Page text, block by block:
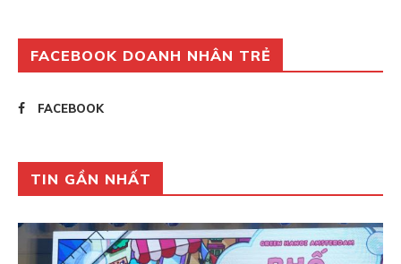
FACEBOOK DOANH NHÂN TRẺ
FACEBOOK
TIN GẦN NHẤT